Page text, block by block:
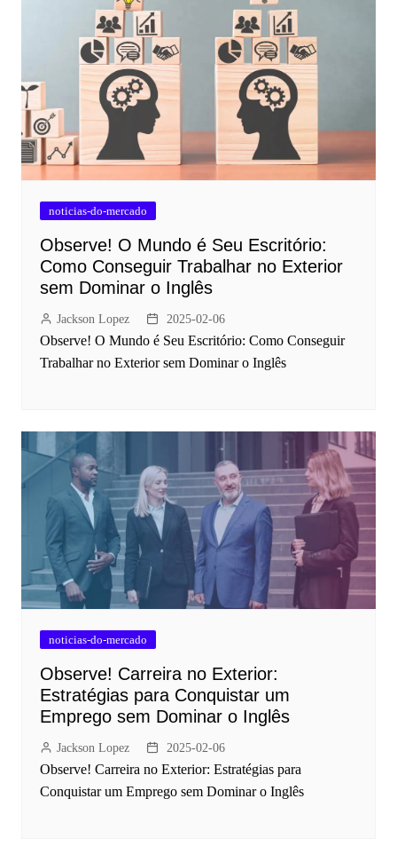
noticias-do-mercado
Observe! O Mundo é Seu Escritório:
Como Conseguir Trabalhar no Exterior
sem Dominar o Inglês
Jackson Lopez 2025-02-06
Observe! O Mundo é Seu Escritório: Como Conseguir
Trabalhar no Exterior sem Dominar o Inglês
noticias-do-mercado
Observe! Carreira no Exterior:
Estratégias para Conquistar um
Emprego sem Dominar o Inglês
Jackson Lopez 2025-02-06
Observe! Carreira no Exterior: Estratégias para
Conquistar um Emprego sem Dominar o Inglês